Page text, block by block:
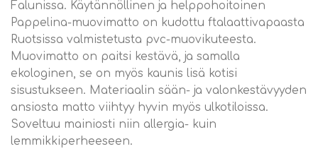
Falunissa. Käytännöllinen ja helppohoitoinen
Pappelina-muovimatto on kudottu ftalaattivapaasta
Ruotsissa valmistetusta pvc-muovikuteesta.
Muovimatto on paitsi kestävä, ja samalla
ekologinen, se on myös kaunis lisä kotisi
sisustukseen. Materiaalin sään- ja valonkestävyyden
ansiosta matto viihtyy hyvin myös ulkotiloissa.
Soveltuu mainiosti niin allergia- kuin
lemmikkiperheeseen.